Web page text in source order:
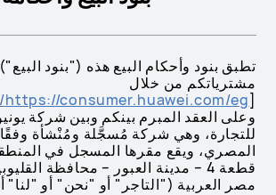
تطبق بنود وأحكام البيع هذه ("بنود
مشترياتكم من خلال
[
https://consumer.huawei.com/eg/
وعلى العقد المبرم بينكم وبين شركة
للتجارة، وهي شركة مُسجَّلة ومُنْشأة وفقًا
المصري، ويقع مقرها المسجل في
قطعة 4 – مدينة العبور – محافظة
مصر العربية ("التاجر" أو "نحن" أو "لنا"